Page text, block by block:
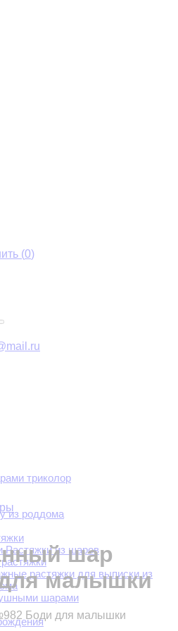
(0)
триколор
из роддома
Растяжки из шаров
растяжки для выписки из
шарами
шар
малышки